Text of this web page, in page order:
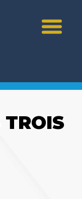
TROIS